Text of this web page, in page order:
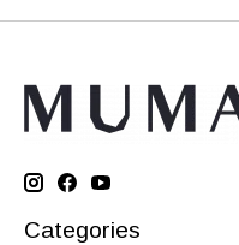
Categories